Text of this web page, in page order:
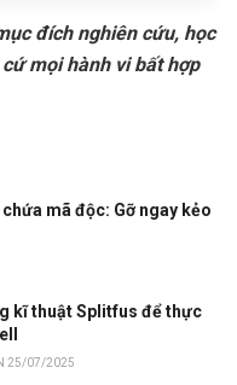
đích nghiên cứu, học
mọi hành vi bất hợp
mã độc: Gỡ ngay kẻo
kĩ thuật Splitfus để thực
25/07/2025